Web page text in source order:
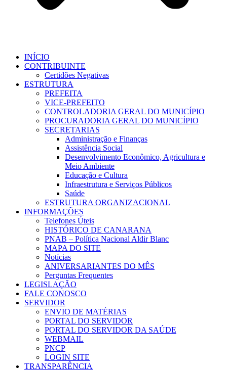
INÍCIO
CONTRIBUINTE
Certidões Negativas
ESTRUTURA
PREFEITA
VICE-PREFEITO
CONTROLADORIA GERAL DO MUNICÍPIO
PROCURADORIA GERAL DO MUNICÍPIO
SECRETARIAS
Administração e Finanças
Assistência Social
Desenvolvimento Econômico, Agricultura e
Meio Ambiente
Educação e Cultura
Infraestrutura e Serviços Públicos
Saúde
ESTRUTURA ORGANIZACIONAL
INFORMAÇÕES
Telefones Úteis
HISTÓRICO DE CANARANA
PNAB – Política Nacional Aldir Blanc
MAPA DO SITE
Notícias
ANIVERSARIANTES DO MÊS
Perguntas Frequentes
LEGISLAÇÃO
FALE CONOSCO
SERVIDOR
ENVIO DE MATÉRIAS
PORTAL DO SERVIDOR
PORTAL DO SERVIDOR DA SAÚDE
WEBMAIL
PNCP
LOGIN SITE
TRANSPARÊNCIA